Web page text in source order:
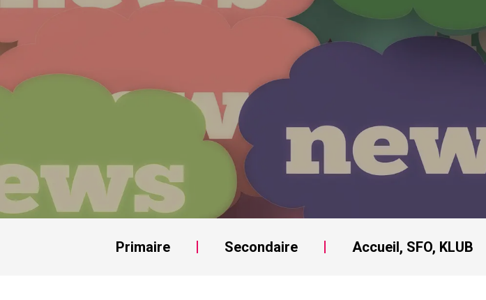
Primaire Secondaire Accueil, SFO, KLUB